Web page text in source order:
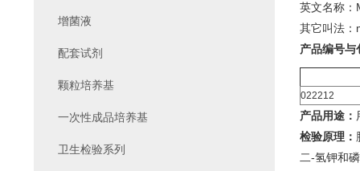
英文名称：
其它叫法：
产品编号与
022212
产品用途：
检验原理：
二-氢钾和
增菌液
配套试剂
颗粒培养基
一次性成品培养基
卫生检验系列